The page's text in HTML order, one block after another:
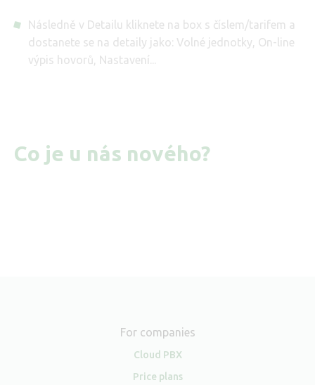
Následně v Detailu kliknete na box s číslem/tarifem a
dostanete se na detaily jako: Volné jednotky, On-line
výpis hovorů, Nastavení...
Co je u nás nového?
For companies
Cloud PBX
Price plans